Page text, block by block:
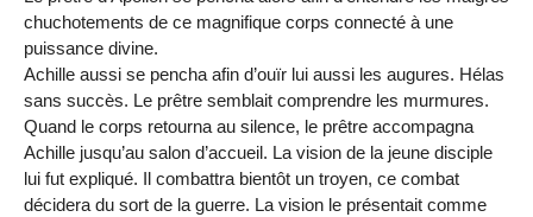
chuchotements de ce magnifique corps connecté à une
puissance divine.
Achille aussi se pencha afin d’ouïr lui aussi les augures. Hélas
sans succès. Le prêtre semblait comprendre les murmures.
Quand le corps retourna au silence, le prêtre accompagna
Achille jusqu’au salon d’accueil. La vision de la jeune disciple
lui fut expliqué. Il combattra bientôt un troyen, ce combat
décidera du sort de la guerre. La vision le présentait comme